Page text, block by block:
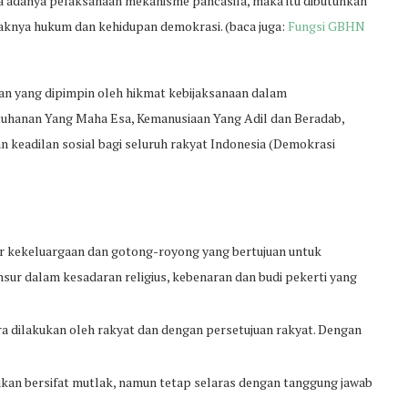
hukum dan kehidupan demokrasi. (baca juga: Fungsi GBHN
yang dipimpin oleh hikmat kebijaksanaan dalam
Yang Maha Esa, Kemanusiaan Yang Adil dan Beradab,
keadilan sosial bagi seluruh rakyat Indonesia (Demokrasi
kekeluargaan dan gotong-royong yang bertujuan untuk
dalam kesadaran religius, kebenaran dan budi pekerti yang
dilakukan oleh rakyat dan dengan persetujuan rakyat. Dengan
bersifat mutlak, namun tetap selaras dengan tanggung jawab